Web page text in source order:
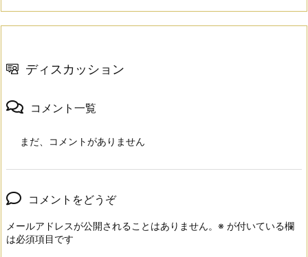
ディスカッション
コメント一覧
まだ、コメントがありません
コメントをどうぞ
メールアドレスが公開されることはありません。 ※ が付いている欄
は必須項目です